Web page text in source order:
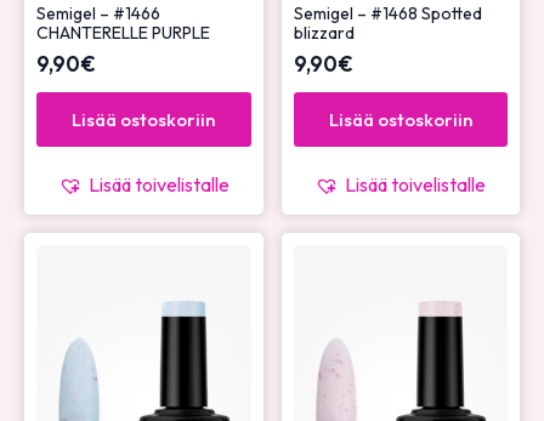
Semigel – #1466
CHANTERELLE PURPLE
9,90€
Lisää ostoskoriin
Lisää toivelistalle
Semigel – #1468 Spotted
blizzard
9,90€
Lisää ostoskoriin
Lisää toivelistalle